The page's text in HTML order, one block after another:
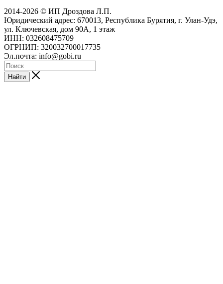
2014-2026 © ИП Дроздова Л.П.
Юридический адрес: 670013, Республика Бурятия, г. Улан-Удэ,
ул. Ключевская, дом 90А, 1 этаж
ИНН: 032608475709
ОГРНИП: 320032700017735
Эл.почта: info@gobi.ru
Найти